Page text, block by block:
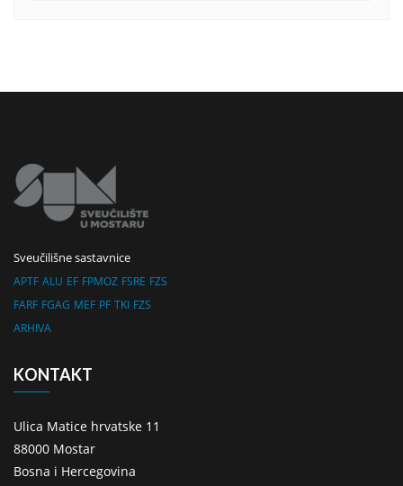
Sveučilišne sastavnice
APTF ALU EF FPMOZ FSRE FZS
FARF FGAG MEF PF TKI FZS
ARHIVA
KONTAKT
Ulica Matice hrvatske 11
88000 Mostar
Bosna i Hercegovina